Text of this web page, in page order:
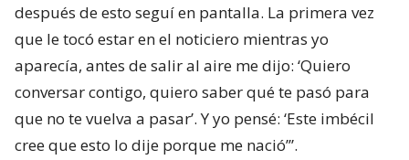
después de esto seguí en pantalla. La primera vez
que le tocó estar en el noticiero mientras yo
aparecía, antes de salir al aire me dijo: ‘Quiero
conversar contigo, quiero saber qué te pasó para
que no te vuelva a pasar’. Y yo pensé: ‘Este imbécil
cree que esto lo dije porque me nació’”.